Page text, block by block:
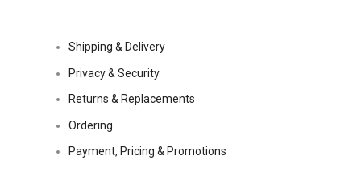
Shipping & Delivery
Privacy & Security
Returns & Replacements
Ordering
Payment, Pricing & Promotions